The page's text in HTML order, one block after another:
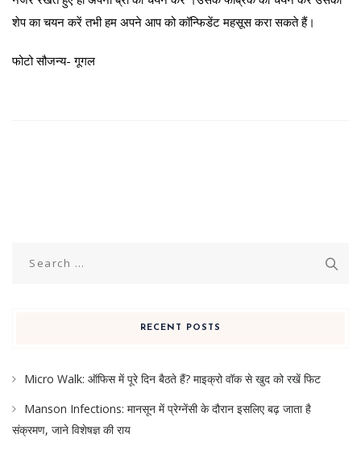
शेप का चयन करें तभी हम अपने आप को कॉन्फिडेंट महसूस करा सकते हैं।
फोटो सौजन्य- गूगल
RECENT POSTS
Micro Walk: ऑफिस में पूरे दिन बैठते हैं? माइक्रो वॉक से खुद को रखें फिट
Manson Infections: मानसून में प्रेग्नेंसी के दौरान इसलिए बढ़ जाता है
संक्रमण, जाने विशेषज्ञ की राय